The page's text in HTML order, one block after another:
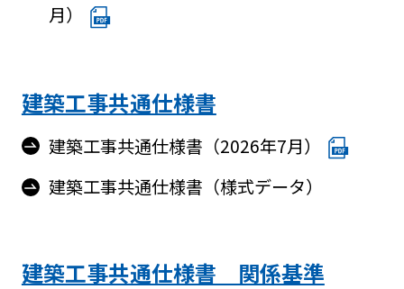
月）
建築工事共通仕様書
建築工事共通仕様書（2026年7月）
建築工事共通仕様書（様式データ）
建築工事共通仕様書 関係基準